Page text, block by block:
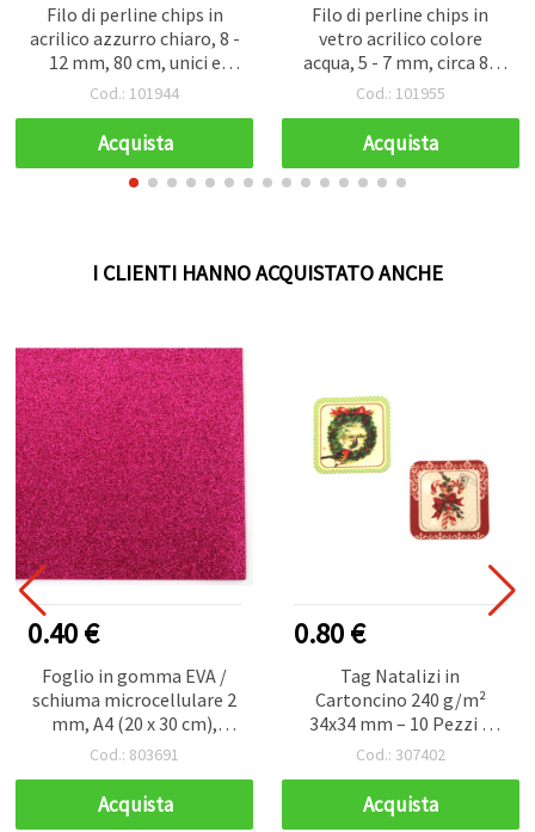
Filo di perline chips in
acrilico azzurro chiaro, 8 -
12 mm, 80 cm, unici e
progetti
Cod.: 101944
Acquista
Filo di perline chips in
vetro acrilico colore
acqua, 5 - 7 mm, circa 80
cm - Ideale, e decorazioni
Cod.: 101955
Acquista
I CLIENTI HANNO ACQUISTATO ANCHE
0.40 €
Foglio in gomma EVA /
schiuma microcellulare 2
mm, A4 (20 x 30 cm),
ciclamino con glitter
Cod.: 803691
Acquista
0.80 €
Tag Natalizi in
Cartoncino 240 g/m²
34x34 mm – 10 Pezzi –
Ideali per Confezioni
Hobby Creativi Fai da Te
Natale
Cod.: 307402
Acquista